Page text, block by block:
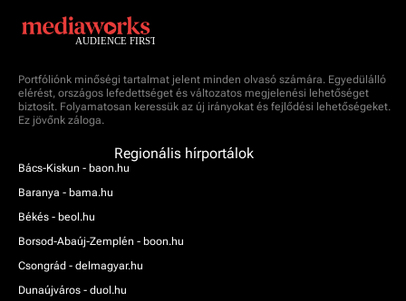
Portfóliónk minőségi tartalmat jelent minden olvasó számára. Egyedülálló
elérést, országos lefedettséget és változatos megjelenési lehetőséget
biztosít. Folyamatosan keressük az új irányokat és fejlődési lehetőségeket.
Ez jövőnk záloga.
Regionális hírportálok
Bács-Kiskun - baon.hu
Baranya - bama.hu
Békés - beol.hu
Borsod-Abaúj-Zemplén - boon.hu
Csongrád - delmagyar.hu
Dunaújváros - duol.hu